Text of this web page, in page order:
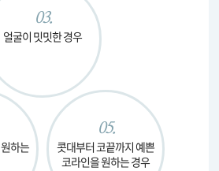
03.
얼굴이 밋밋한 경우
원하는
05.
콧대부터 코끝까지 예쁜
코라인을원하는 경우